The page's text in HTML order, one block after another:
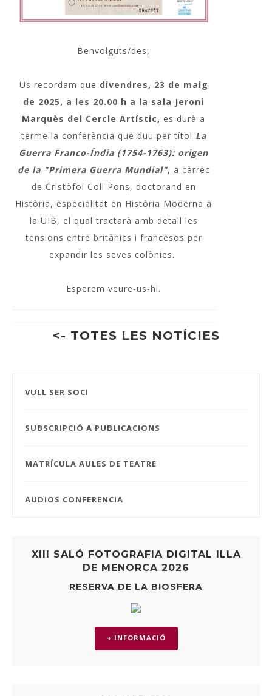
Benvolguts/des,
Us recordam que divendres, 23 de maig
de 2025, a les 20.00 h a la sala Jeroni
Marquès del Cercle Artístic, es durà a
terme la conferència que duu per títol La
Guerra Franco-Índia (1754-1763): origen
de la "Primera Guerra Mundial", a càrrec
de Cristòfol Coll Pons, doctorand en
Història, especialitat en Història Moderna a
la UIB, el qual tractarà amb detall les
tensions entre britànics i francesos per
expandir les seves colònies.
Esperem veure-us-hi.
<- TOTES LES NOTÍCIES
VULL SER SOCI
SUBSCRIPCIÓ A PUBLICACIONS
MATRÍCULA AULES DE TEATRE
AUDIOS CONFERENCIA
XIII SALÓ FOTOGRAFIA DIGITAL ILLA
DE MENORCA 2026
RESERVA DE LA BIOSFERA
+ INFORMACIÓ